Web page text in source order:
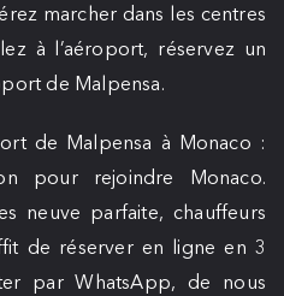
marcher dans les centres
à l’aéroport, réservez un
de Malpensa.
de Malpensa à Monaco :
pour rejoindre Monaco.
neuve parfaite, chauffeurs
de réserver en ligne en 3
par WhatsApp, de nous